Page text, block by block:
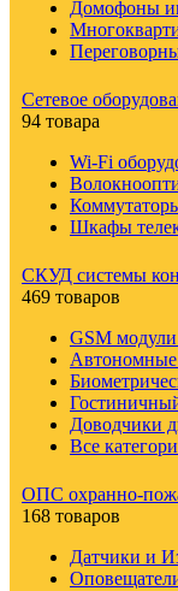
Домофоны
Сетевое
94 товара
Wi-Fi
Шкафы
СКУД системы
469 товаров
GSM
Автономные
Доводчики
Все
ОПС охранно-
168 товаров
Датчики и